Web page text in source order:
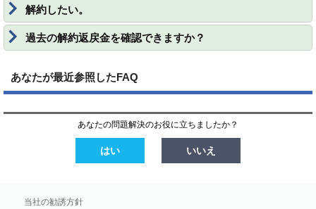
解約したい。
過去の解約返戻金を確認できますか？
あなたが最近参照したFAQ
あなたの問題解決のお役に立ちましたか？
はい いいえ
当社の勧誘方針